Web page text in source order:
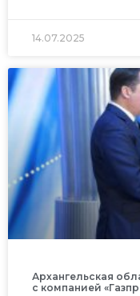
14.07.2025
Архангельская
с компанией